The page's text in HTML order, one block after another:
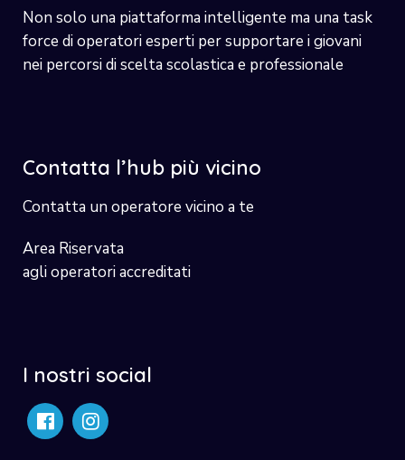
Non solo una piattaforma intelligente ma una task
force di operatori esperti per supportare i giovani
nei percorsi di scelta scolastica e professionale
Contatta l’hub più vicino
Contatta un operatore vicino a te
Area Riservata
agli operatori accreditati
I nostri social